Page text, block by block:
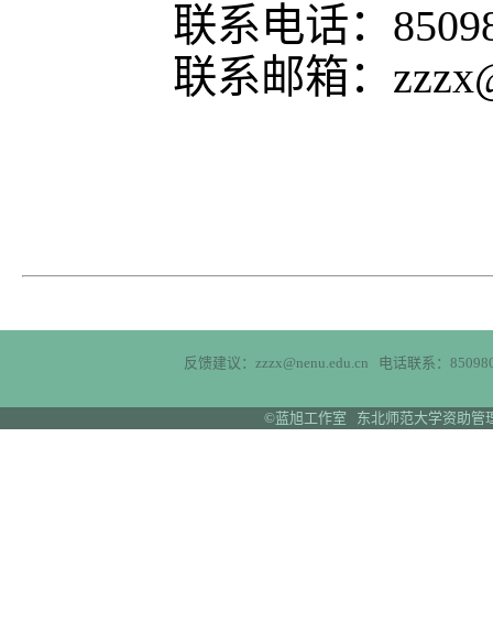
联系电话：
联系邮箱：
反馈建议：zzzx@nenu.edu.cn 电话联系：
©蓝旭工作室 东北师范大学资助管